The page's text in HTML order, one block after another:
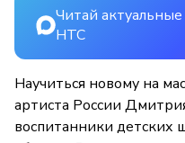
Читай
НТС
Научиться новому на
артиста России
воспитанники детских